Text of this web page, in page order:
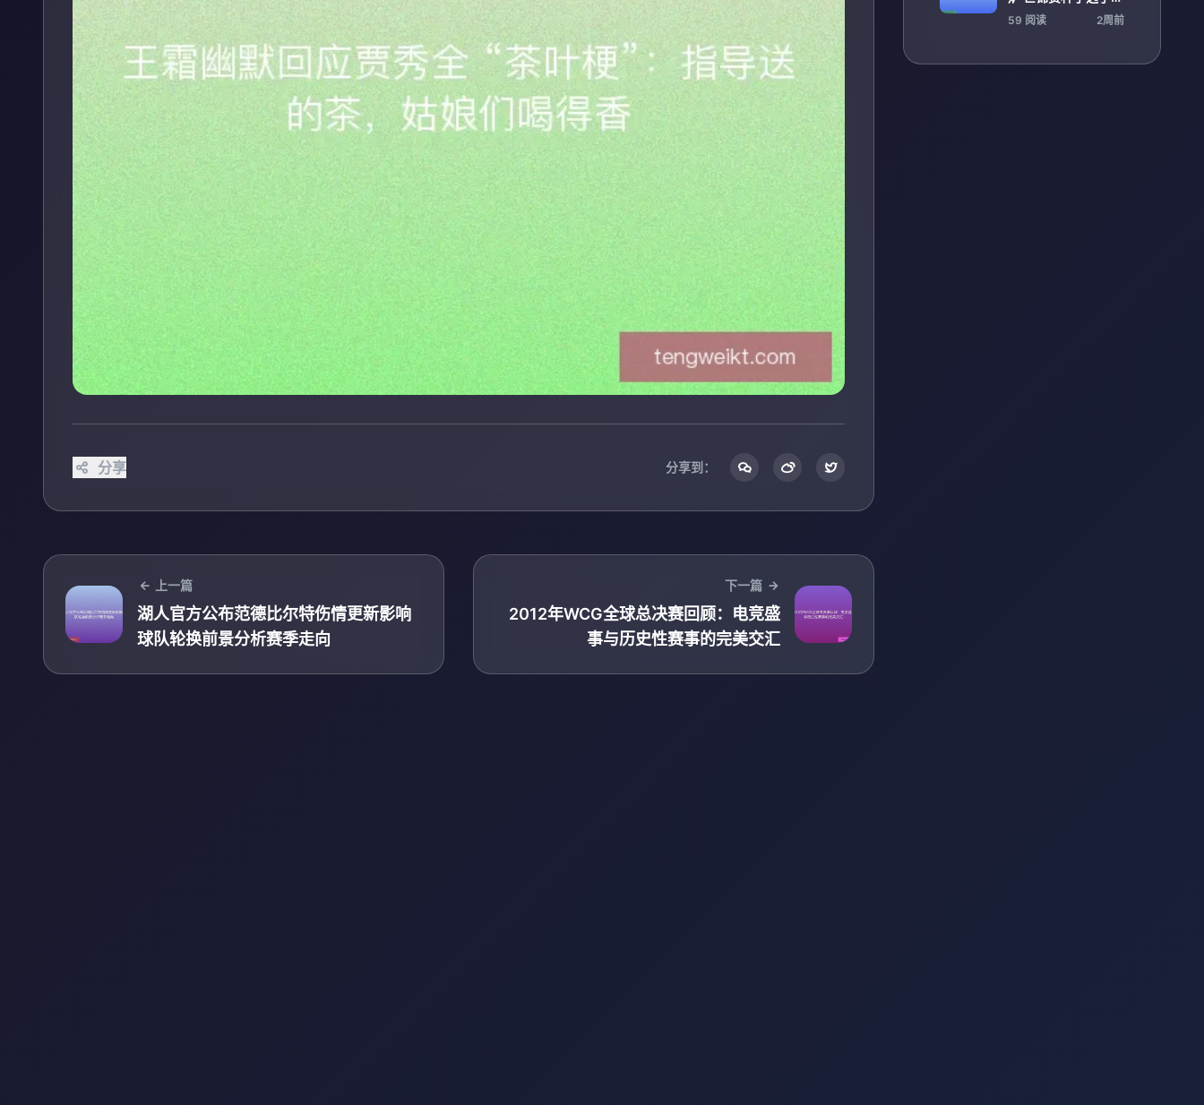
分享 分享到：
上一篇
湖人官方公布范德比尔特伤情更新影响
球队轮换前景分析赛季走向
下一篇
2012年WCG全球总决赛回顾：电竞盛
事与历史性赛事的完美交汇
单确定
59 阅读 2周前